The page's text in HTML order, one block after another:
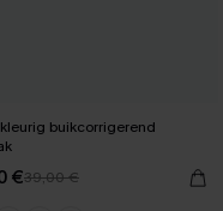
buikcorrigerend
€39,00 €